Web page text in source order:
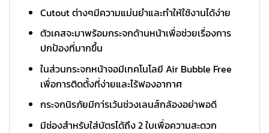
Cutout ต่างๆมีความแม่นยำและทำให้ใช้งานได้ง่าย
ตัวเคสจะมาพร้อมกระจกด้านหน้าเพื่อช่วยเรื่องการ
ปกป้องที่มากขึ้น
ในส่วนกระจกหน้าจอมีเทคโนโลยี Air Bubble Free
เพื่อการติดตั้งที่ง่ายและไร้ฟองอากาศ
กระจกนิรภัยมีกา่รเว้นช่วงเลนส์กล้องอย่าพอดี
มีช่องสำหรับใส่บัตรได้ถึง 2 ใบเพื่อความสะดวก